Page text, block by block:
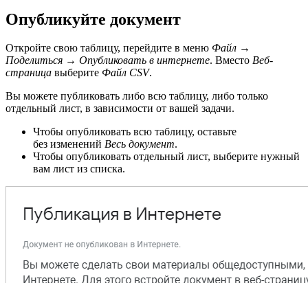
Опубликуйте документ
Откройте свою таблицу, перейдите в меню Файл →
Поделиться → Опубликовать в интернете. Вместо Веб-
страница выберите Файл CSV.
Вы можете публиковать либо всю таблицу, либо только
отдельный лист, в зависимости от вашей задачи.
Чтобы опубликовать всю таблицу, оставьте
без изменений Весь документ.
Чтобы опубликовать отдельный лист, выберите нужный
вам лист из списка.